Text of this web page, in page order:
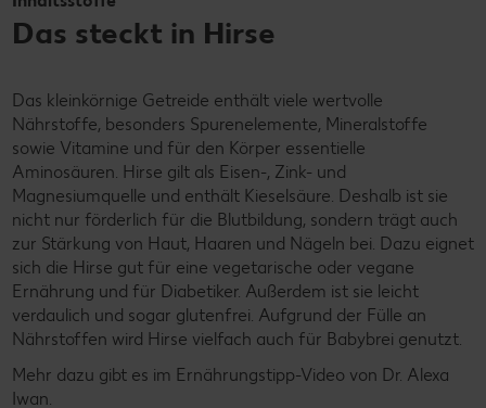
Das steckt in Hirse
Das kleinkörnige Getreide enthält viele wertvolle
Nährstoffe, besonders Spurenelemente, Mineralstoffe
sowie Vitamine und für den Körper essentielle
Aminosäuren. Hirse gilt als Eisen-, Zink- und
Magnesiumquelle und enthält Kieselsäure. Deshalb ist sie
nicht nur förderlich für die Blutbildung, sondern trägt auch
zur Stärkung von Haut, Haaren und Nägeln bei. Dazu eignet
sich die Hirse gut für eine vegetarische oder vegane
Ernährung und für Diabetiker. Außerdem ist sie leicht
verdaulich und sogar glutenfrei. Aufgrund der Fülle an
Nährstoffen wird Hirse vielfach auch für Babybrei genutzt.
Mehr dazu gibt es im Ernährungstipp-Video von Dr. Alexa
Iwan.